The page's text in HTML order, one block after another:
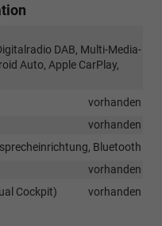
DAB, Multi-Media-
Auto, Apple CarPlay,
vorhanden
vorhanden
Bluetooth
vorhanden
Cockpit)
vorhanden